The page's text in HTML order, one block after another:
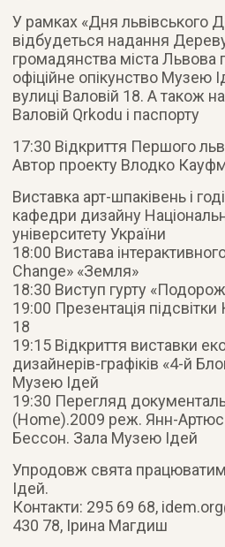
У рамках «Дня львівського
відбудеться надання
громадянства міста Львова
офіційне опікунство Музею
вулиці Валовій 18. А також
Валовій Qrkodu і паспорту
17:30 Відкриття Першого
Автор проекту Влодко
Виставка арт-шпаківень і
кафедри дизайну
університету України
18:00 Вистава
Change» «Земля»
18:30 Виступ гурту
19:00 Презентація
18
19:15 Відкриття виставки
дизайнерів-графіків «4-й
Музею Ідей
19:30 Перегляд
(Home).2009 реж. Янн-
Бессон. Зала Музею Ідей
Упродовж свята
Ідей.
Контакти: 295 69 68,
430 78, Ірина Магдиш